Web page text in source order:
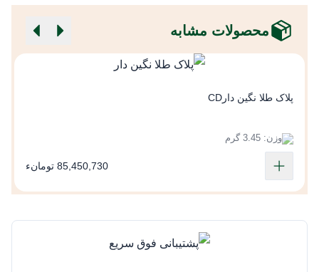
محصولات مشابه
پلاک طلا نگین دارCD
وزن: 3.45 گرم
85,450,730 تومانء